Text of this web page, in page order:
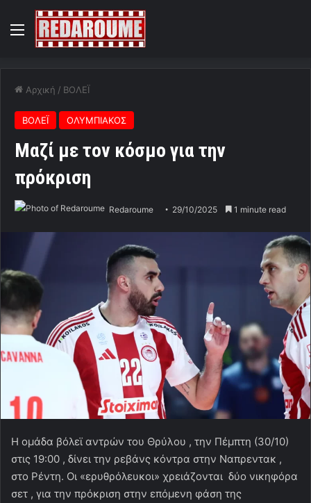
Menu
Αρχική / ΒΟΛΕΪ
ΒΟΛΕΪ ΟΛΥΜΠΙΑΚΟΣ
Μαζί με τον κόσμο για την
πρόκριση
Redaroume 29/10/2025 1 minute read
Η ομάδα βόλεϊ αντρών του Θρύλου , την Πέμπτη (30/10)
στις 19:00 , δίνει την ρεβάνς κόντρα στην Ναπρεντακ ,
στο Ρέντη. Οι «ερυθρόλευκοι» χρειάζονται δύο νικηφόρα
σετ , για την πρόκριση στην επόμενη φάση της